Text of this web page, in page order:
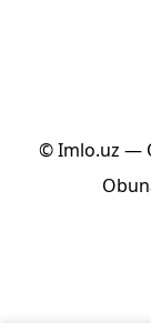
© Imlo.uz —